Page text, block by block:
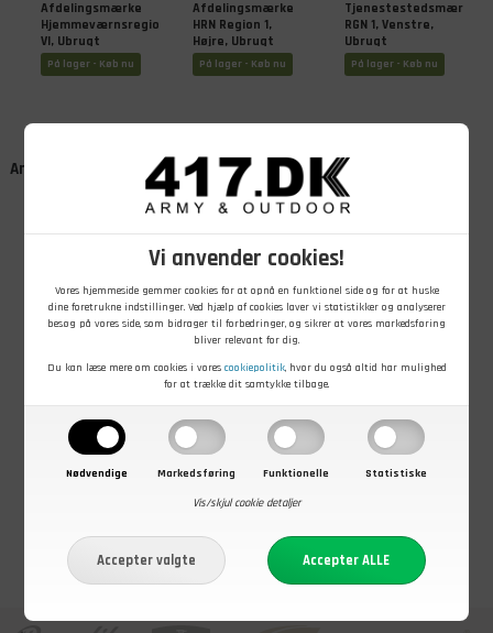
Vi anvender cookies!
Vores hjemmeside gemmer cookies for at opnå en funktionel side og for at huske
dine foretrukne indstillinger. Ved hjælp af cookies laver vi statistikker og analyserer
besøg på vores side, som bidrager til forbedringer, og sikrer at vores markedsføring
bliver relevant for dig.
Du kan læse mere om cookies i vores cookiepolitik, hvor du også altid har mulighed
for at trække dit samtykke tilbage.
Nødvendige Markedsføring Funktionelle
Statistiske
Vis/skjul cookie detaljer
Afdelingsmærke
Hjemmeværnsregion
VI, Ubrugt
På lager - Køb nu
Afdelingsmærke
HRN Region 1,
Højre, Ubrugt
På lager - Køb nu
Tjenestestedsmærke
RGN 1, Venstre,
Ubrugt
På lager - Køb nu
Andre kunder købte også
19,00 DKK
På lager - Køb nu
49,00DKK
Afdelingsmærke
På lager - Køb nu
49,00DKK
På lager - Køb nu